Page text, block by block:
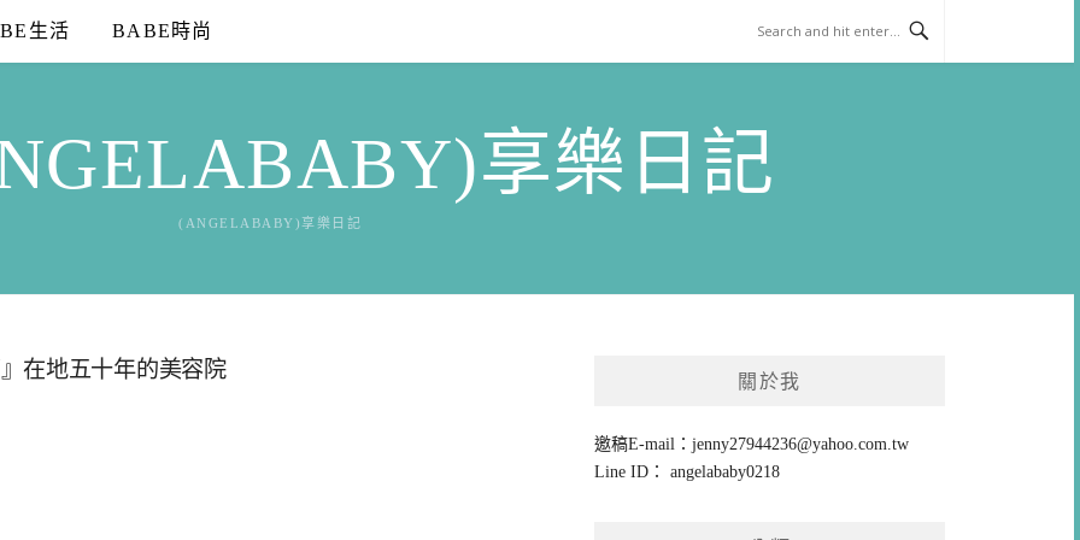
生活 BABE時尚
享樂日記
(ANGELABABY)享樂日記
在地五十年的美容院 關於我
邀稿E-mail：jenny27944236@yahoo.com.tw
Line ID： angelababy0218